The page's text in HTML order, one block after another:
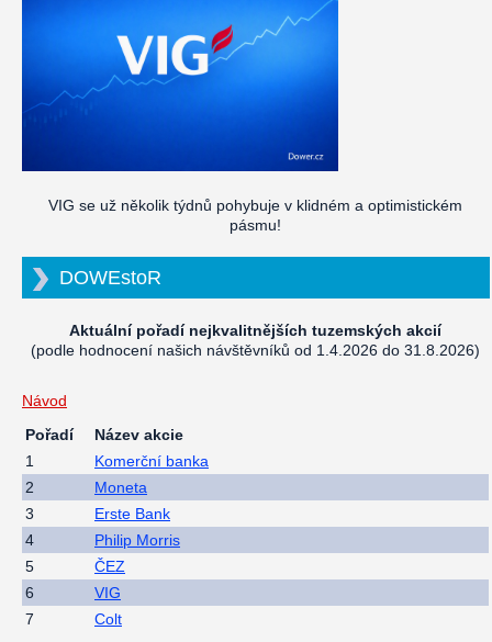
VIG se už několik týdnů pohybuje v klidném a optimistickém
pásmu!
DOWEstoR
Aktuální pořadí nejkvalitnějších tuzemských akcií
(podle hodnocení našich návštěvníků od 1.4.2026 do 31.8.2026)
Návod
Pořadí
Název akcie
1
Komerční banka
2
Moneta
3
Erste Bank
4
Philip Morris
5
ČEZ
6
VIG
7
Colt